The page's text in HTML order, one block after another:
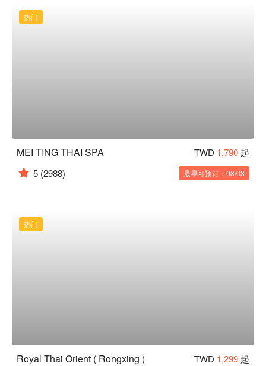
热门
MEI TING THAI SPA TWD 1,790 起
5 (2988) 最早可预订：08/08
热门
Royal Thai Orient ( Rongxing ) TWD 1,299 起